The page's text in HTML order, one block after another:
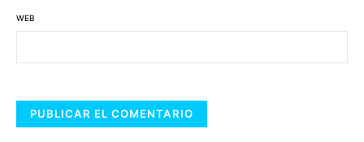
WEB